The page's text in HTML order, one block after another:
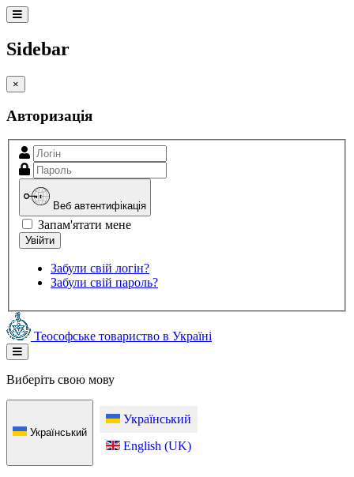
Sidebar
×
Авторизація
Веб автентифікація
Запам'ятати мене
Забули свій логін?
Забули свій пароль?
Теософське товариство в Україні
Виберіть свою мову
Український
Український
English (UK)